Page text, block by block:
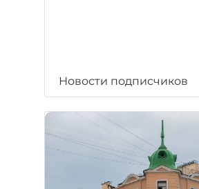
Новости подписчиков